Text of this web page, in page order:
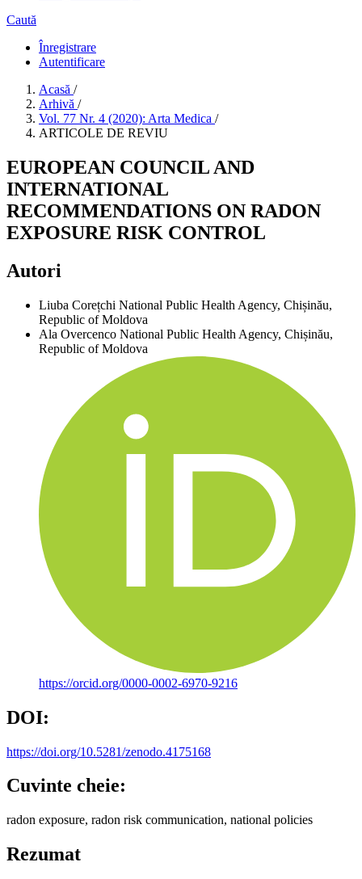
Caută
Înregistrare
Autentificare
Acasă /
Arhivă /
Vol. 77 Nr. 4 (2020): Arta Medica /
ARTICOLE DE REVIU
EUROPEAN COUNCIL AND
INTERNATIONAL
RECOMMENDATIONS ON RADON
EXPOSURE RISK CONTROL
Autori
Liuba Corețchi National Public Health Agency, Chișinău,
Republic of Moldova
Ala Overcenco National Public Health Agency, Chișinău,
Republic of Moldova
https://orcid.org/0000-0002-6970-9216
DOI:
https://doi.org/10.5281/zenodo.4175168
Cuvinte cheie:
radon exposure, radon risk communication, national policies
Rezumat